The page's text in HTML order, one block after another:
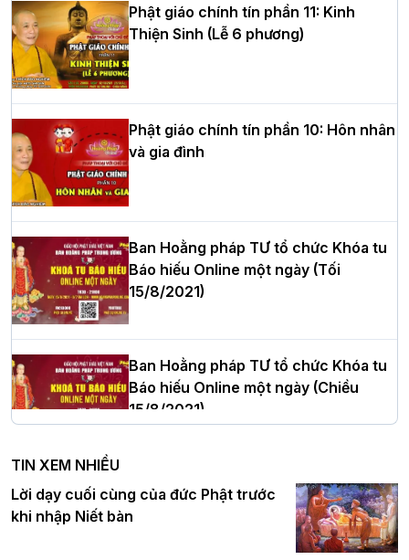
HT.Thích Thọ Lạc được suy cử làm tân
Trưởng BTS GHPGVN tỉnh Nghệ An
Hòa thượng Thích Quảng Tùng tái đắc
cử Trưởng BTS GHPGVN thành phố Hải
Phòng nhiệm kỳ 2026 – 2031
Thượng tọa Thích Tâm Chính được suy
cử tân Trưởng ban Trị sự GHPGVN tỉnh
Hà Nội: Tăng Ni Trường hạ Bồ Đề trang
nghiêm tác pháp Tiền an cư PL.2570 –
DL.2026
Phật giáo chính tín phần 11: Kinh
Thiện Sinh (Lễ 6 phương)
Phật giáo chính tín phần 10: Hôn nhân
và gia đình
Ban Hoằng pháp TƯ tổ chức Khóa tu
Báo hiếu Online một ngày (Tối
15/8/2021)
Ban Hoằng pháp TƯ tổ chức Khóa tu
Báo hiếu Online một ngày (Chiều
15/8/2021)
Ban Hoằng pháp TƯ tổ chức Khóa tu
Báo hiếu Online một ngày (Sáng
15/8/2021)
TIN XEM NHIỀU
Lời dạy cuối cùng của đức Phật trước
khi nhập Niết bàn